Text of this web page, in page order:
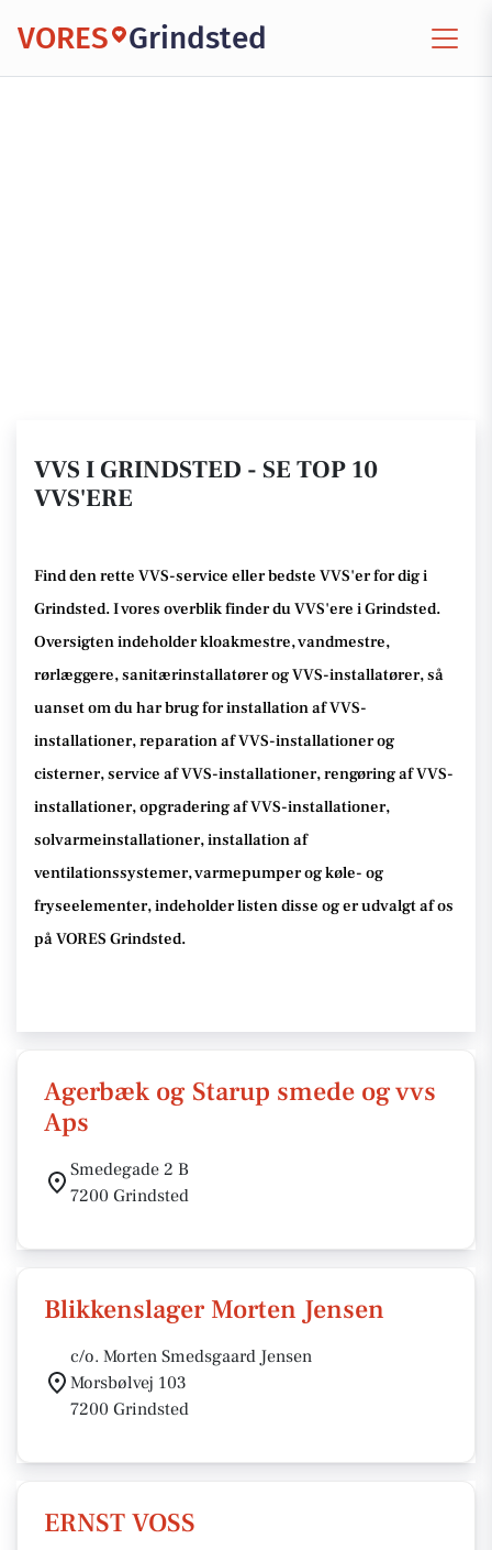
VORES Grindsted
VVS I GRINDSTED - SE TOP 10
VVS'ERE
Find den rette VVS-service eller bedste VVS'er for dig i
Grindsted. I vores overblik finder du VVS'ere i Grindsted.
Oversigten indeholder kloakmestre, vandmestre,
rørlæggere, sanitærinstallatører og VVS-installatører, så
uanset om du har brug for installation af VVS-
installationer, reparation af VVS-installationer og
cisterner, service af VVS-installationer, rengøring af VVS-
installationer, opgradering af VVS-installationer,
solvarmeinstallationer, installation af
ventilationssystemer, varmepumper og køle- og
fryseelementer, indeholder listen disse og er udvalgt af os
på VORES Grindsted.
Agerbæk og Starup smede og vvs
Aps
Smedegade 2 B
7200 Grindsted
Blikkenslager Morten Jensen
c/o. Morten Smedsgaard Jensen
Morsbølvej 103
7200 Grindsted
ERNST VOSS